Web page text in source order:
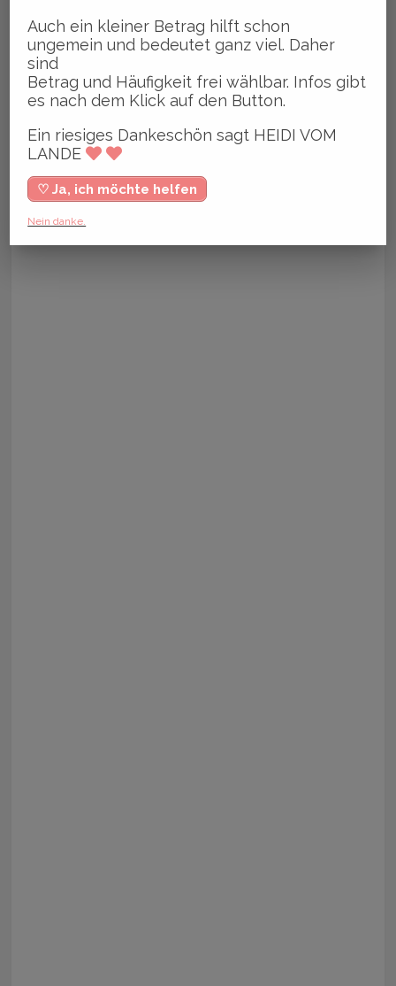
Auch ein kleiner Betrag hilft schon
ungemein und bedeutet ganz viel. Daher
sind
Betrag und Häufigkeit frei wählbar. Infos gibt
es nach dem Klick auf den Button.
Ein riesiges Dankeschön sagt HEIDI VOM
LANDE
♡ Ja, ich möchte helfen
Nein danke.